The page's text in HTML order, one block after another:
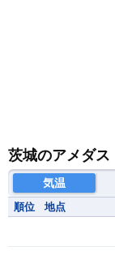
茨城のアメダス
気温
順位 地点